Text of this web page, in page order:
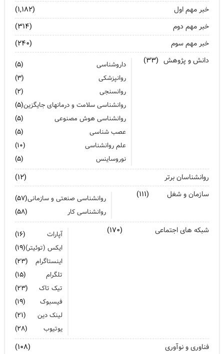
تشدید تر شدن نقرس آیا ارتباطی با استرس و اضطراب دارد؟
جنگ اضطراب با مواد خوراکی
اضطراب را برای خود پر رنگ نکنید
برای بهبود سلامت روان لازم است روزانه از آن مراقبت کنیم
خبر مهم اول
(۱,۱۸۲)
خبر مهم دوم
(۳۱۴)
خبر مهم سوم
(۲۴۰)
دانش و پژوهش (۳۳) داروشناسی
(۵)
روانپزشکی
(۳)
روانسنجی
(۲)
روانشناسی سلامت و درمانهای جایگزین(۵)
روانشناسی هوش مصنوعی
(۵)
عصب شناسی
(۵)
علم روانشناسی
(۱۰)
نوروساینس
(۵)
روانشناسان برتر
(۱۲)
سازمان و شغل
(۱۱۱) روانشناسی صنعتی و سازمانی(۵۷)
روانشناسی کار
(۵۸)
شبکه های اجتماعی (۱۷۰) آپارات
(۱۶)
ایکس (توئیتر)(۱۹)
اینستاگرام
(۲۳)
تلگرام
(۱۵)
تیک تاک
(۲۳)
فیسبوک
(۱۹)
لینک دین
(۲۱)
یوتیوب
(۲۸)
فناوری و نوآوری
(۱۰۸)